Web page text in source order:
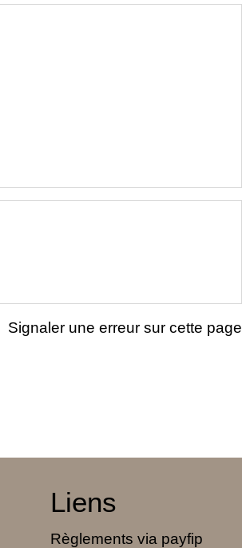
Signaler une erreur sur cette page
Liens
Règlements via payfip